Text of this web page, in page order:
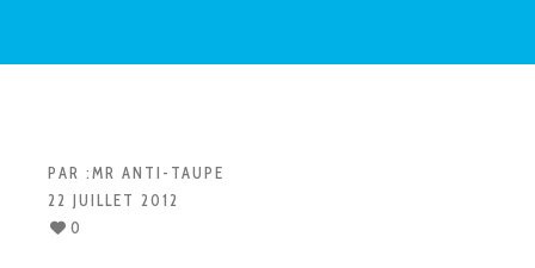
PAR :MR ANTI-TAUPE
22 JUILLET 2012
0